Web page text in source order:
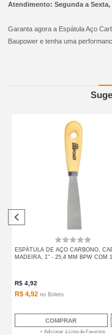
Atendimento: Segunda a Sexta,
Garanta agora a Espátula Aço
Baupower e tenha uma
ESPÁTULA DE AÇO CARBONO,
MADEIRA, 1" - 25,4 MM BPW COM
R$ 4,92
R$ 4,92 no Boleto
COMPRAR
+ Adicionar à Lista de Favoritos